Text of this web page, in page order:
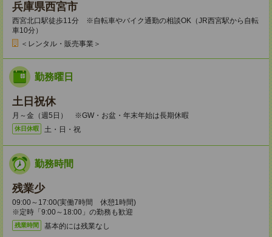
兵庫県西宮市
西宮北口駅徒歩11分 ※自転車やバイク通勤の相談OK（JR西宮駅から自転
車10分）
＜レンタル・販売事業＞
勤務曜日
土日祝休
月～金（週5日） ※GW・お盆・年末年始は長期休暇
休日休暇 土・日・祝
勤務時間
残業少
09:00～17:00(実働7時間 休憩1時間)
※定時「9:00～18:00」の勤務も歓迎
残業時間 基本的には残業なし